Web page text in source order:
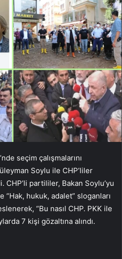
seçim çalışmalarını
Soylu ile CHP’liler
CHP’li partililer, Bakan Soylu’yu
“Hak, hukuk, adalet” sloganları
“Bu nasıl CHP. PKK ile
7 kişi gözaltına alındı.